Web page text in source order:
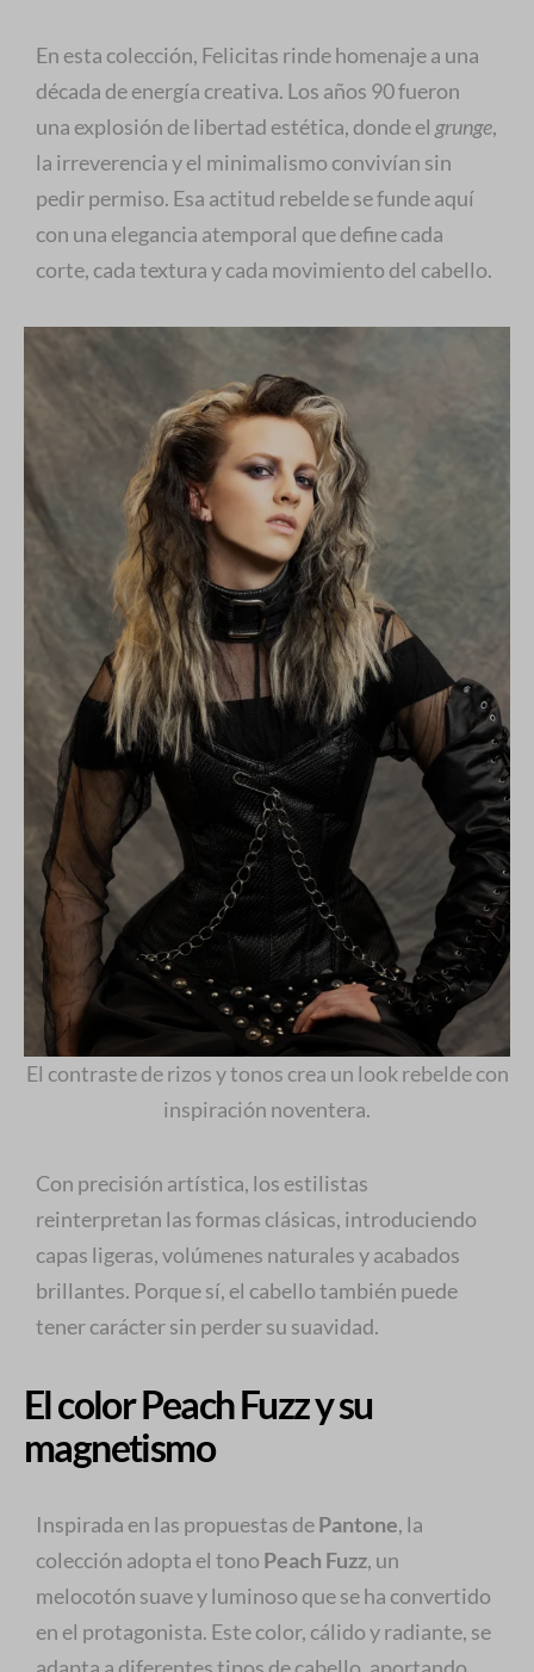
En esta colección, Felicitas rinde homenaje a una
década de energía creativa. Los años 90 fueron
una explosión de libertad estética, donde elgrunge,
la irreverencia y el minimalismo convivían sin
pedir permiso. Esa actitud rebelde se funde aquí
con una elegancia atemporal que define cada
corte, cada textura y cada movimiento del cabello.
El contraste de rizos y tonos crea un look rebelde con
inspiración noventera.
Con precisión artística, los estilistas
reinterpretan las formas clásicas, introduciendo
capas ligeras, volúmenes naturales y acabados
brillantes. Porque sí, el cabello también puede
tener carácter sin perder su suavidad.
El color Peach Fuzz y su
magnetismo
Inspirada en las propuestas dePantone, la
colección adopta el tono Peach Fuzz, un
melocotón suave y luminoso que se ha convertido
en el protagonista. Este color, cálido y radiante, se